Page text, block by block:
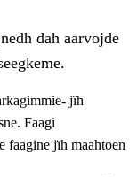
dah aarvojde
jïh
Faagi
faagine jïh maahtoen